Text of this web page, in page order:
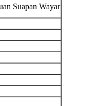
Suapan Wayar